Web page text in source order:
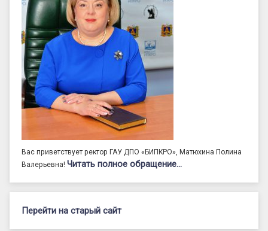
Вас приветствует ректор ГАУ ДПО «БИПКРО», Матюхина Полина
Валерьевна! Читать полное обращение…
Перейти на старый сайт